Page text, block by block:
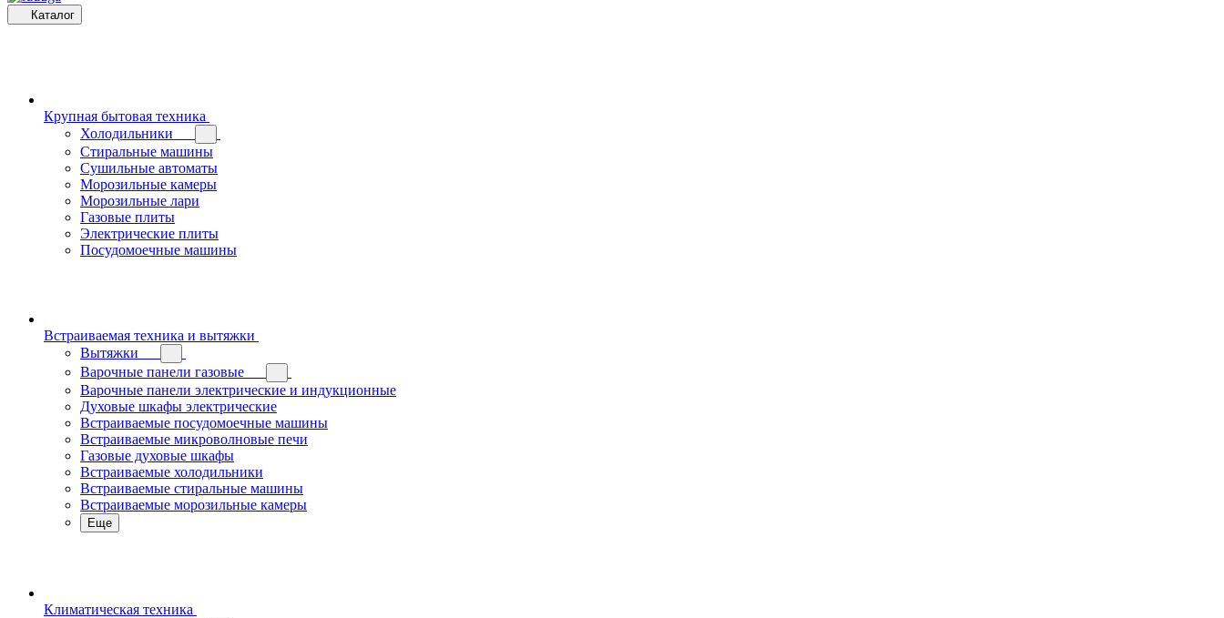
Каталог
Крупная бытовая техника
Холодильники
Стиральные машины
Сушильные автоматы
Морозильные камеры
Морозильные лари
Газовые плиты
Электрические плиты
Посудомоечные машины
Встраиваемая техника и вытяжки
Вытяжки
Варочные панели газовые
Варочные панели электрические и индукционные
Духовые шкафы электрические
Встраиваемые посудомоечные машины
Встраиваемые микроволновые печи
Газовые духовые шкафы
Встраиваемые холодильники
Встраиваемые стиральные машины
Встраиваемые морозильные камеры
Еще
Климатическая техника